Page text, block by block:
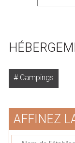
Campings
AFFINEZ